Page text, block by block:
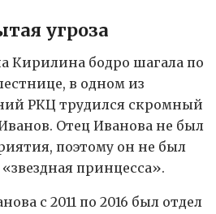
угроза
Кирилина бодро шагала по
в одном из
РКЦ трудился скромный
Отец Иванова не был
поэтому он не был
принцесса».
с 2011 по 2016 был отдел